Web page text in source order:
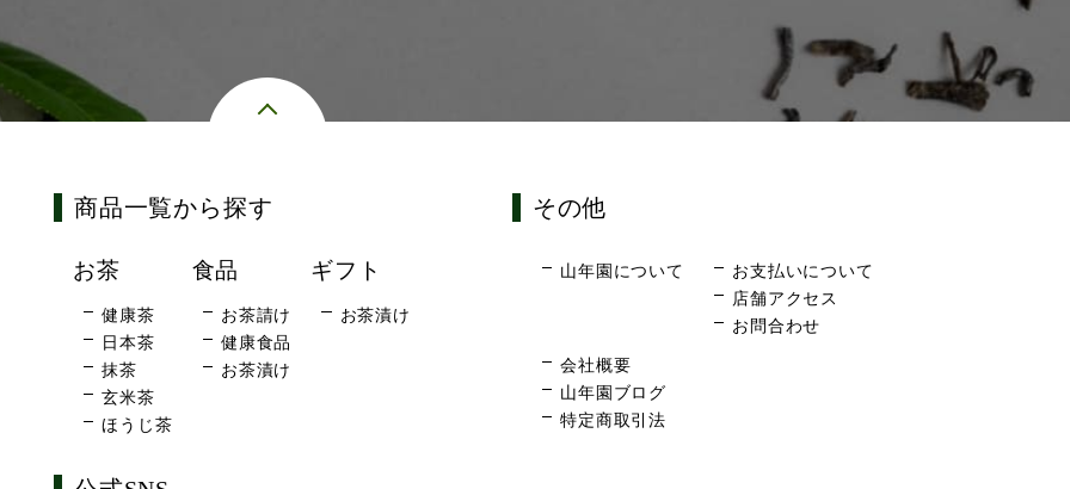
商品一覧から探す
お茶
健康茶
日本茶
抹茶
玄米茶
ほうじ茶
食品
お茶請け
健康食品
お茶漬け
ギフト
お茶漬け
その他
山年園について
お支払いについて
店舗アクセス
お問合わせ
会社概要
山年園ブログ
特定商取引法